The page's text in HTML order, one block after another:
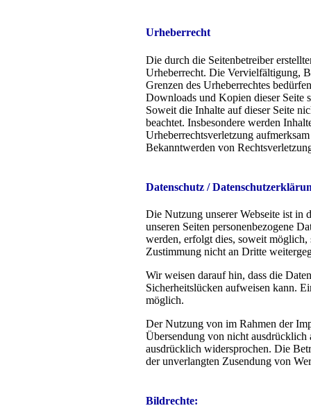
Urheberrecht
Die durch die Seitenbetreiber
Urheberrecht. Die Vervielfältigung,
Grenzen des Urheberrechtes
Downloads und Kopien dieser Seite
Soweit die Inhalte auf dieser Seite
beachtet. Insbesondere werden
Urheberrechtsverletzung
Bekanntwerden von
Datenschutz /
Die Nutzung unserer Webseite ist in
unseren Seiten personenbezogene
werden, erfolgt dies, soweit
Zustimmung nicht an Dritte
Wir weisen darauf hin, dass die
Sicherheitslücken aufweisen kann.
möglich.
Der Nutzung von im Rahmen der
Übersendung von nicht
ausdrücklich widersprochen. Die
der unverlangten Zusendung von
Bildrechte: